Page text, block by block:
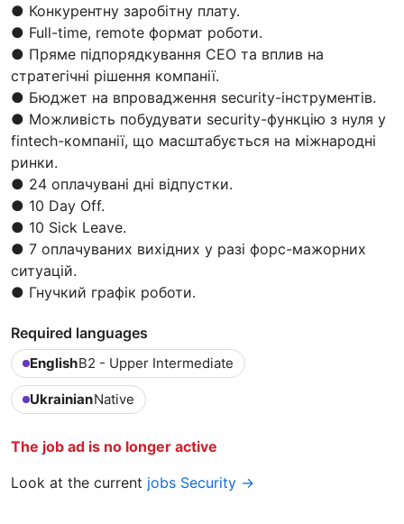
● Конкурентну заробітну плату.
● Full-time, remote формат роботи.
● Пряме підпорядкування CEO та вплив на
стратегічні рішення компанії.
● Бюджет на впровадження security-інструментів.
● Можливість побудувати security-функцію з нуля у
fintech-компанії, що масштабується на міжнародні
ринки.
● 24 оплачувані дні відпустки.
● 10 Day Off.
● 10 Sick Leave.
● 7 оплачуваних вихідних у разі форс-мажорних
ситуацій.
● Гнучкий графік роботи.
Required languages
EnglishB2 - Upper Intermediate
UkrainianNative
The job ad is no longer active
Look at the current jobs Security →